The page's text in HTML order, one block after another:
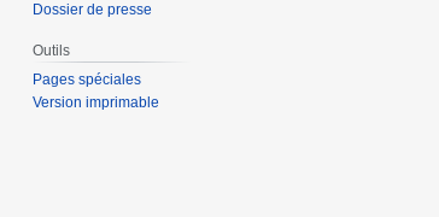
Dossier de presse
Outils
Pages spéciales
Version imprimable